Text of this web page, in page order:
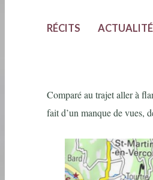
RÉCITS ACTUALITÉ
Comparé au trajet aller à
fait d’un manque de vues,